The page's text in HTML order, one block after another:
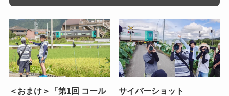
＜おまけ＞「第1回 コール
サイバーショット